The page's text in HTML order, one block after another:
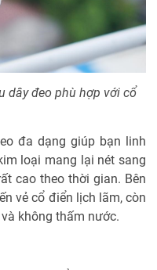
dây đeo phù hợp với cổ
đa dạng giúp bạn linh
loại mang lại nét sang
cao theo thời gian. Bên
vẻ cổ điển lịch lãm, còn
không thấm nước.